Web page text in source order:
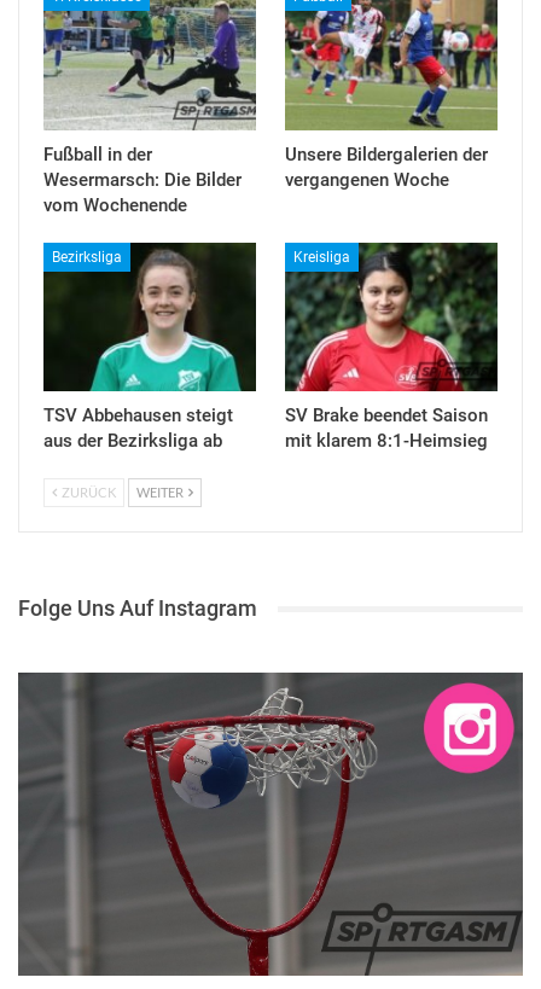
Fußball in der
Wesermarsch: Die Bilder
vom Wochenende
Unsere Bildergalerien der
vergangenen Woche
Bezirksliga
TSV Abbehausen steigt
aus der Bezirksliga ab
Kreisliga
SV Brake beendet Saison
mit klarem 8:1-Heimsieg
ZURÜCK WEITER
Folge Uns Auf Instagram